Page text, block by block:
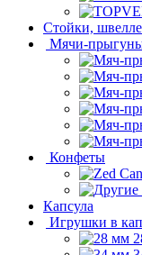
Стойки,
Мячи-
Конфеты
Капсула
Игрушки в